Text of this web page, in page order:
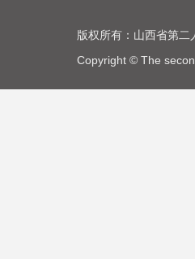
版权所有： 山西省第二
Copyright © The